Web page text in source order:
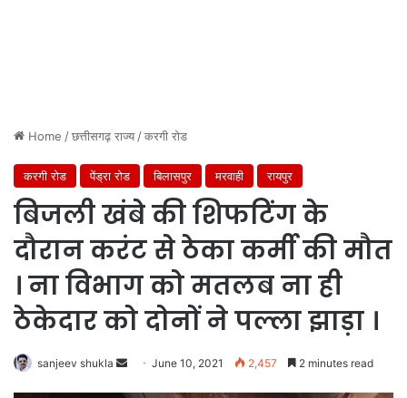
Home /छत्तीसगढ़ राज्य/करगी रोड
करगी रोड पेंड्रा रोड बिलासपुर मरवाही रायपुर
बिजली खंबे की शिफटिंग के
दौरान करंट से ठेका कर्मी की मौत
। ना विभाग को मतलब ना ही
ठेकेदार को दोनों ने पल्ला झाड़ा ।
sanjeev shukla
SendJune 10, 2021 2,457 2 minutes read